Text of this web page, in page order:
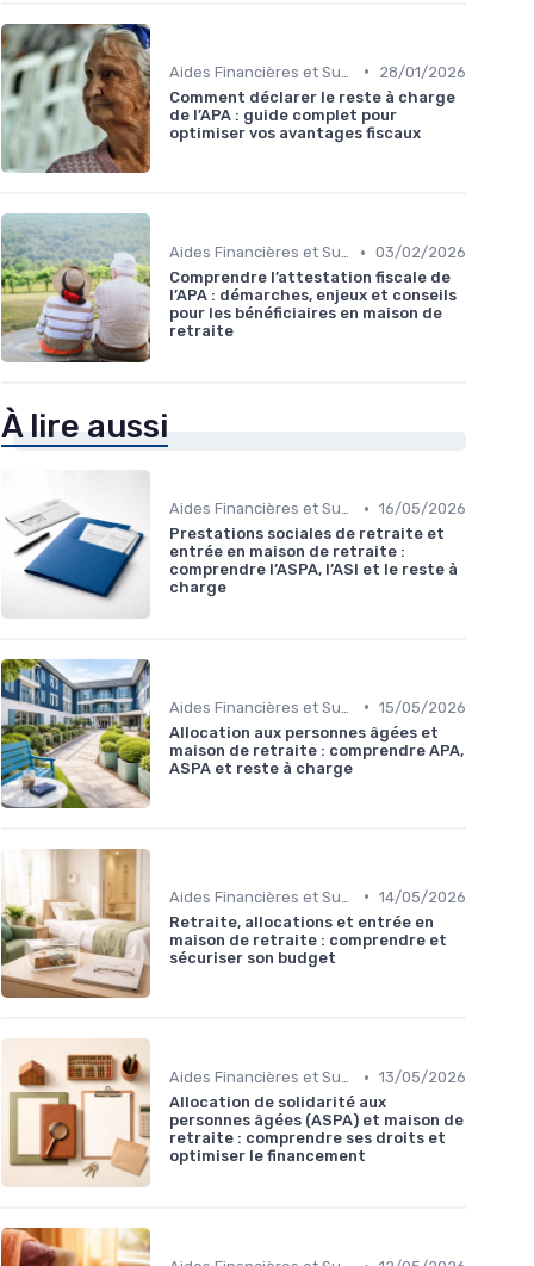
•
28/01/2026
Comment déclarer le reste à charge
de l’APA : guide complet pour
optimiser vos avantages fiscaux
Aides Financières et Subventions • 03/02/2026
Comprendre l’attestation fiscale de
l’APA : démarches, enjeux et conseils
pour les bénéficiaires en maison de
retraite
À lire aussi
Aides Financières et Subventions • 16/05/2026
Prestations sociales de retraite et
entrée en maison de retraite :
comprendre l’ASPA, l’ASI et le reste à
charge
• 15/05/2026
Allocation aux personnes âgées et
maison de retraite : comprendre APA,
ASPA et reste à charge
• 14/05/2026
Retraite, allocations et entrée en
maison de retraite : comprendre et
sécuriser son budget
Aides Financières et Subventions • 13/05/2026
Allocation de solidarité aux
personnes âgées (ASPA) et maison de
retraite : comprendre ses droits et
optimiser le financement